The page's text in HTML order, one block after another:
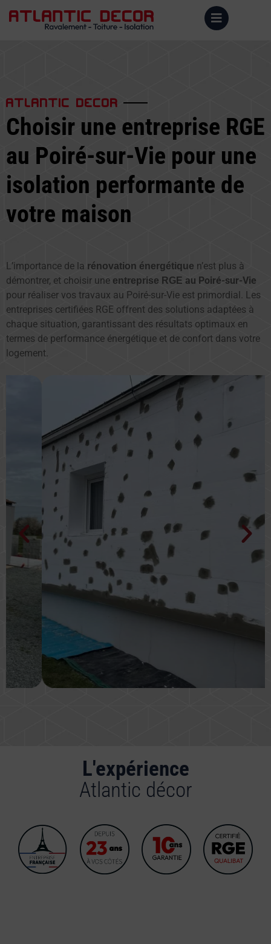
ATLANTIC DECOR
Choisir une entreprise RGE
au Poiré-sur-Vie pour une
isolation performante de
votre maison
L’importance de la rénovation énergétique n’est plus à
démontrer, et choisir une entreprise RGE au Poiré-sur-Vie
pour réaliser vos travaux au Poiré-sur-Vie est primordial. Les
entreprises certifiées RGE offrent des solutions adaptées à
chaque situation, garantissant des résultats optimaux en
termes de performance énergétique et de confort dans votre
logement.
L'expérience
Atlantic décor